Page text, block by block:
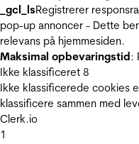
_gcl_lsRegistrerer
pop-up annoncer - Dette
relevans på hjemmesiden.
Maksimal opbevaringstid:
Ikke klassificeret 8
Ikke klassificerede cookies
klassificere sammen med
Clerk.io
1